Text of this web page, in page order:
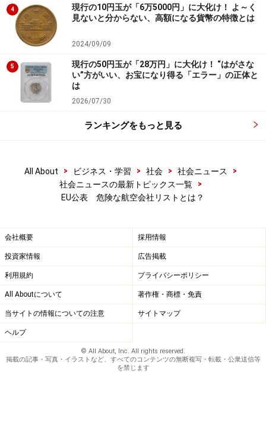
4
現行の10円玉が「6万5000円」に大化け！ よ～く
見ないと分からない、高額になる貨幣の特徴とは
2024/09/09
5
現行の50円玉が「28万円」に大化け！ “はがさな
い”方がいい、お宝になり得る「エラー」の正体と
は
2026/07/30
ランキングをもっと見る
All About > ビジネス・学習 > 社会 > 社会ニュース
>
社会ニュースの最新トピックス一覧
>
EU公表 危険な航空会社リストとは？
会社概要 採用情報
投資家情報 広告掲載
利用規約 プライバシーポリシー
All Aboutについて 著作権・商標・免責
当サイトの情報についての注意 サイトマップ
ヘルプ
© All About, Inc. All rights reserved.
掲載の記事・写真・イラストなど、すべてのコンテンツの無断複写・転載・公衆送信等
を禁じます